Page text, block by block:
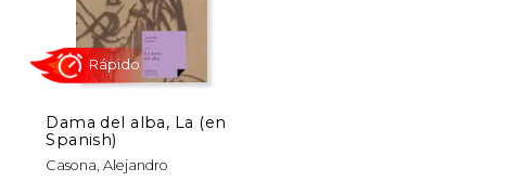
Dama del alba, La (en
Spanish)
Casona, Alejandro